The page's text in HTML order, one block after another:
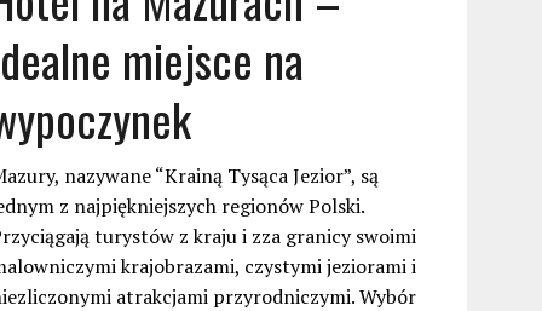
miejsce na
nazywane “Krainą Tysąca Jezior”, są
z najpiękniejszych regionów Polski.
turystów z kraju i zza granicy swoimi
krajobrazami, czystymi jeziorami i
atrakcjami przyrodniczymi. Wybór